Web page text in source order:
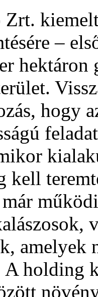
Zrt.
–
hogy
kell
amelyek
holding